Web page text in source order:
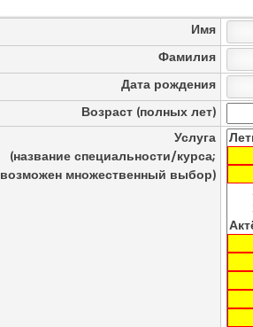
Имя
Фамилия
Дата рождения
Возраст (полных лет)
Услуга
(название специальности/курса;
возможен множественный выбор)